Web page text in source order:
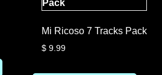
Mi Ricoso 7 Tracks Pack
$9.99